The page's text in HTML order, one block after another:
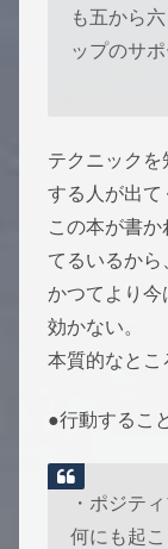
も五から
ップのサ
テクニックを
する人が出て
この本が書
てるいるから
かつてより今
効かない。
本質的なとこ
●行動するこ
・ポジテ
何にも起